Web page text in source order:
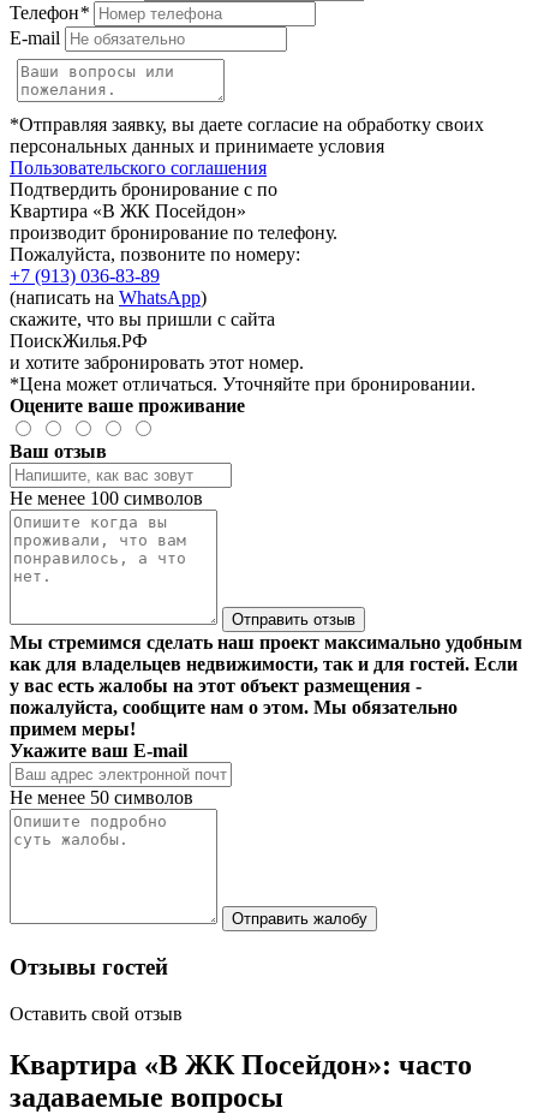
Телефон*
E-mail
*Отправляя заявку, вы даете согласие на обработку своих
персональных данных и принимаете условия
Пользовательского соглашения
Подтвердить бронирование с по
Квартира «В ЖК Посейдон»
производит бронирование по телефону.
Пожалуйста, позвоните по номеру:
+7 (913) 036-83-89
(написать на WhatsApp)
скажите, что вы пришли с сайта
ПоискЖилья.РФ
и хотите забронировать этот номер.
*Цена может отличаться. Уточняйте при бронировании.
Оцените ваше проживание
Ваш отзыв
Не менее 100 символов
Отправить отзыв
Мы стремимся сделать наш проект максимально удобным
как для владельцев недвижимости, так и для гостей. Если
у вас есть жалобы на этот объект размещения -
пожалуйста, сообщите нам о этом. Мы обязательно
примем меры!
Укажите ваш E-mail
Не менее 50 символов
Отправить жалобу
Отзывы гостей
Оставить свой отзыв
Квартира «В ЖК Посейдон»: часто
задаваемые вопросы